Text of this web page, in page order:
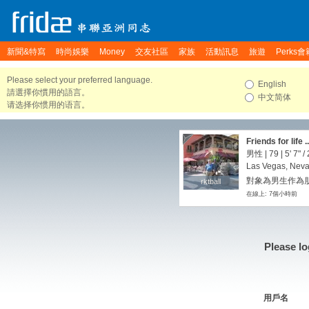
新聞&特寫 時尚娛樂 Money 交友社區 家族 活動訊息 旅遊 Perks會
Please select your preferred language.
請選擇你慣用的語言。
请选择你惯用的语言。
English
中文简体
rktball
rktball
Friends for life
男性 | 79 | 5' 7" /
Las Vegas,
對象為男生作為
在線上: 7個小時前
Please
用戶名